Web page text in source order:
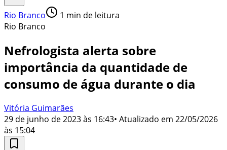
Rio Branco 1 min de leitura
Rio Branco
Nefrologista alerta sobre
importância da quantidade de
consumo de água durante o dia
Vitória Guimarães
29 de junho de 2023 às 16:43• Atualizado em 22/05/2026
às 15:04